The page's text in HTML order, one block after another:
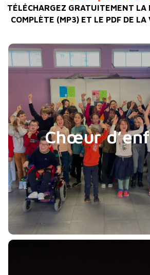
TÉLÉCHARGEZ GRATUITEMENT
COMPLÈTE (MP3) ET LE PDF DE LA
Chœur